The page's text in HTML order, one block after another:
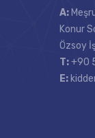
A:
Konur
Özsoy
T:+90
E: